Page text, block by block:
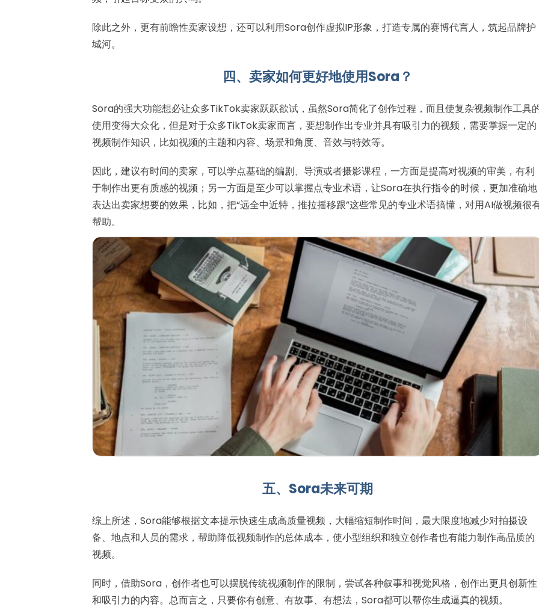
除此之外，更有前瞻性卖家设想，还可以利用Sora创作虚拟IP形象，打造专属的赛博代言人，筑起品牌护
城河。
四、卖家如何更好地使用Sora？
Sora的强大功能想必让众多TikTok卖家跃跃欲试，虽然Sora简化了创作过程，而且使复杂视频制作工具
使用变得大众化，但是对于众多TikTok卖家而言，要想制作出专业并具有吸引力的视频，需要掌握一定的
视频制作知识，比如视频的主题和内容、场景和角度、音效与特效等。
因此，建议有时间的卖家，可以学点基础的编剧、导演或者摄影课程，一方面是提高对视频的审美，有利
于制作出更有质感的视频；另一方面是至少可以掌握点专业术语，让Sora在执行指令的时候，更加准确地
表达出卖家想要的效果，比如，把“远全中近特，推拉摇移跟”这些常见的专业术语搞懂，对用AI做视频很
帮助。
五、Sora未来可期
综上所述，Sora能够根据文本提示快速生成高质量视频，大幅缩短制作时间，最大限度地减少对拍摄设
备、地点和人员的需求，帮助降低视频制作的总体成本，使小型组织和独立创作者也有能力制作高品质的
视频。
同时，借助Sora，创作者也可以摆脱传统视频制作的限制，尝试各种叙事和视觉风格，创作出更具创新性
和吸引力的内容。总而言之，只要你有创意、有故事、有想法，Sora都可以帮你生成逼真的视频。